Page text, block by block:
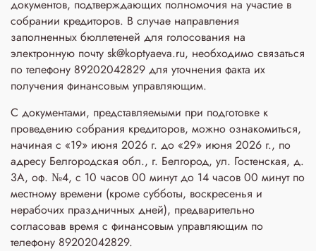
документов, подтверждающих полномочия на участие в
собрании кредиторов. В случае направления
заполненных бюллетеней для голосования на
электронную почту sk@koptyaeva.ru, необходимо связаться
по телефону 89202042829 для уточнения факта их
получения финансовым управляющим.
С документами, представляемыми при подготовке к
проведению собрания кредиторов, можно ознакомиться,
начиная с «19» июня 2026 г. до «29» июня 2026 г., по
адресу Белгородская обл., г. Белгород, ул. Гостенская, д.
3A, оф. №4, с 10 часов 00 минут до 14 часов 00 минут по
местному времени (кроме субботы, воскресенья и
нерабочих праздничных дней), предварительно
согласовав время с финансовым управляющим по
телефону 89202042829.